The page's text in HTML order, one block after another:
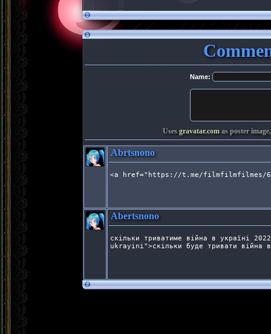
Name:
Uses gravatar.com as poster
Abrtsnono
<a href="https://t.me/filmfilmfilmes/
Abertsnono
скільки триватиме війна в
ukrayini">скільки буде тривати війна